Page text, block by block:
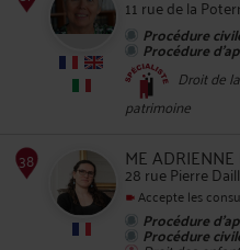
11 rue de la
Procédure
Procédure
Droit de
patrimoine
ME
28 rue Pierre
Accepte les
Procédure
Procédure